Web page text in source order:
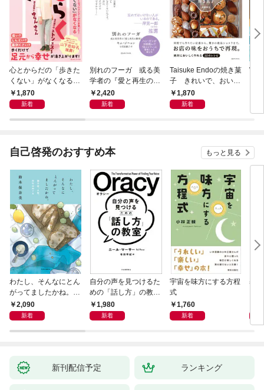
心とからだの「歩きた
くない」がなくなる
らせん流 ゆるらく歩
き
1,870
新着
別れのフーガ 或る美
学者の『愛と再生の断
章』2,420
新着
Taisuke Endoの焼き菓
子 きれいで、おいし
く、ナチュラルに
1,870
新着
自己啓発のおすすめ本 もっと見る
わたし、そんなにとん
がってましたかね。
獅子座、Ａ型、丙午は
めぐる
2,090
新着
自分の声を見つけるた
めの「話し方」の教
室 Ｏｒａｃｙ（オラ
シー）
1,980
新着
宇宙を味方にする方程
式
1,760
新着
基
新刊配信予定 ランキング